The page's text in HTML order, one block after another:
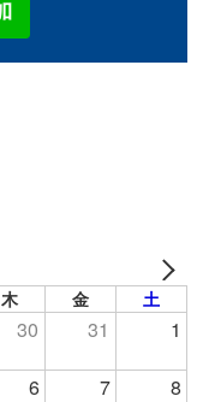
木 金 土
30 31 1
6 7 8